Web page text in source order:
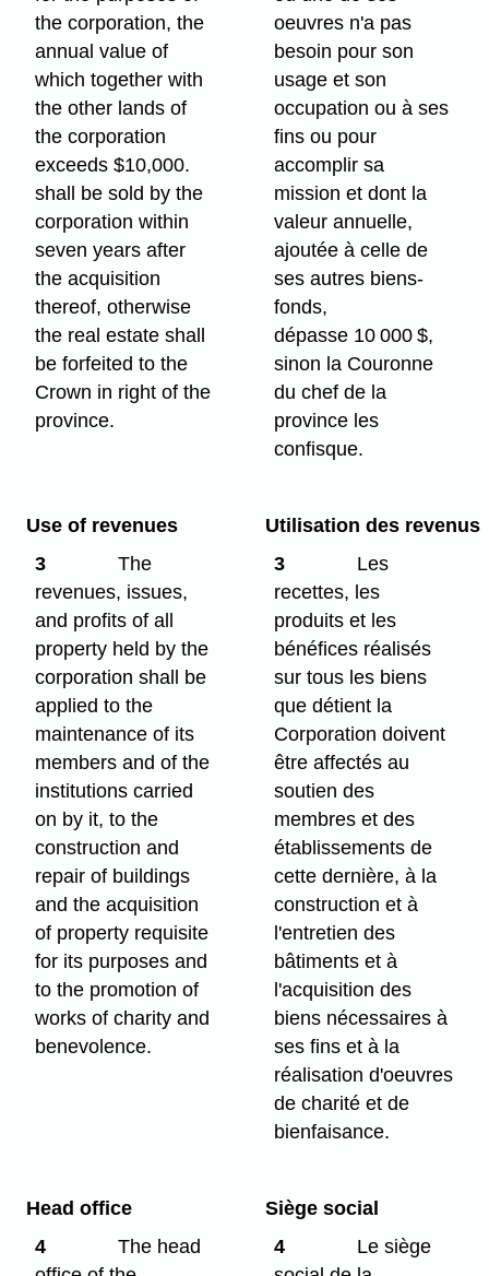
the corporation, the
annual value of
which together with
the other lands of
the corporation
exceeds $10,000.
shall be sold by the
corporation within
seven years after
the acquisition
thereof, otherwise
the real estate shall
be forfeited to the
Crown in right of the
province.
oeuvres n'a pas
besoin pour son
usage et son
occupation ou à ses
fins ou pour
accomplir sa
mission et dont la
valeur annuelle,
ajoutée à celle de
ses autres biens-
fonds,
dépasse 10 000 $,
sinon la Couronne
du chef de la
province les
confisque.
Use of revenues
3
The
revenues, issues,
and profits of all
property held by the
corporation shall be
applied to the
maintenance of its
members and of the
institutions carried
on by it, to the
construction and
repair of buildings
and the acquisition
of property requisite
for its purposes and
to the promotion of
works of charity and
benevolence.
Utilisation des revenus
3
Les
recettes, les
produits et les
bénéfices réalisés
sur tous les biens
que détient la
Corporation doivent
être affectés au
soutien des
membres et des
établissements de
cette dernière, à la
construction et à
l'entretien des
bâtiments et à
l'acquisition des
biens nécessaires à
ses fins et à la
réalisation d'oeuvres
de charité et de
bienfaisance.
Head office
4
The head
Siège social
4
Le siège